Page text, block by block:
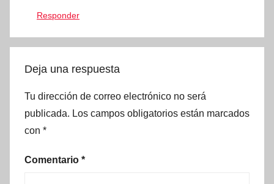
Responder
Deja una respuesta
Tu dirección de correo electrónico no será
publicada. Los campos obligatorios están marcados
con *
Comentario *